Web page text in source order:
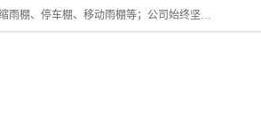
广东鼎新钢结构工程有限公司是一家制作大型电动雨棚厂家;主营：电动推拉雨棚、厂房过道雨棚、电动伸缩雨棚、停车棚、移动雨棚等；公司始终坚持结构创新,品质优越,美观形象,且售后服务好。公司充分吸纳当今休闲用品的前端技术和风格,为您带来质价相宜,时尚典雅的各种户外用品,